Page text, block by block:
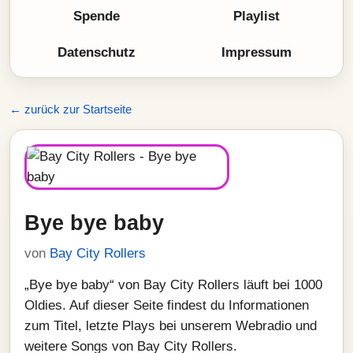
Spende Playlist
Datenschutz Impressum
← zurück zur Startseite
Bye bye baby
von Bay City Rollers
„Bye bye baby“ von Bay City Rollers läuft bei 1000
Oldies. Auf dieser Seite findest du Informationen
zum Titel, letzte Plays bei unserem Webradio und
weitere Songs von Bay City Rollers.